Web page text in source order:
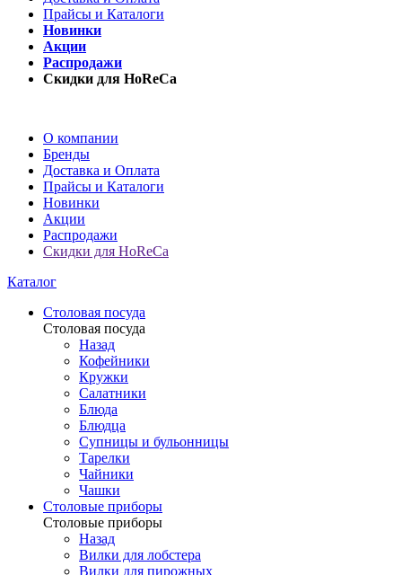
Прайсы и Каталоги
Новинки
Акции
Распродажи
Скидки для HoReCa
О компании
Бренды
Доставка и Оплата
Прайсы и Каталоги
Новинки
Акции
Распродажи
Скидки для HoReCa
Каталог
Столовая посуда
Столовая посуда
Назад
Кофейники
Кружки
Салатники
Блюда
Блюдца
Супницы и бульонницы
Тарелки
Чайники
Чашки
Cтоловые приборы
Cтоловые приборы
Назад
Вилки для лобстера
Вилки для пирожных